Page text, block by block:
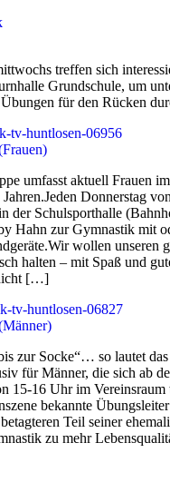
treffen sich
Grundschule, um
für den Rücken
umfasst aktuell Frauen
Donnerstag
der Schulsporthalle
Hahn zur Gymnastik mit
wollen unseren
halten – mit Spaß und
[…]
zur Socke“… so lautet
für Männer, die sich ab
15-16 Uhr im
bekannte
Teil seiner
zu mehr